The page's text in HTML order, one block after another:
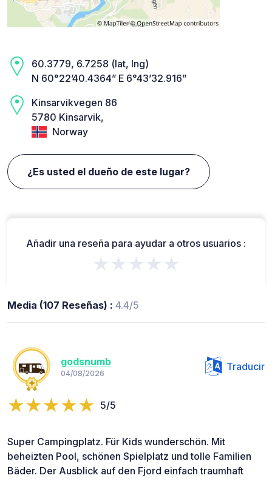
60.3779, 6.7258 (lat, lng)
N 60°22’40.4364” E 6°43’32.916”
Kinsarvikvegen 86
5780 Kinsarvik,
Norway
¿Es usted el dueño de este lugar?
Añadir una reseña para ayudar a otros usuarios :
★★★★★
Media (107 Reseñas) : 4.4/5
godsnumb
04/08/2026
Traducir
5/5
Super Campingplatz. Für Kids wunderschön. Mit
beheizten Pool, schönen Spielplatz und tolle Familien
Bäder. Der Ausblick auf den Fjord einfach traumhaft